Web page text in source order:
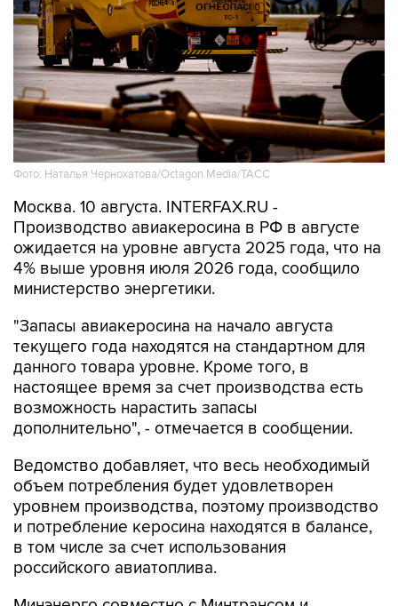
Фото: Наталья Чернохатова/Octagon.Media/ТАСС
Москва. 10 августа. INTERFAX.RU -
Производство авиакеросина в РФ в августе
ожидается на уровне августа 2025 года, что на
4% выше уровня июля 2026 года, сообщило
министерство энергетики.
"Запасы авиакеросина на начало августа
текущего года находятся на стандартном для
данного товара уровне. Кроме того, в
настоящее время за счет производства есть
возможность нарастить запасы
дополнительно", - отмечается в сообщении.
Ведомство добавляет, что весь необходимый
объем потребления будет удовлетворен
уровнем производства, поэтому производство
и потребление керосина находятся в балансе,
в том числе за счет использования
российского авиатоплива.